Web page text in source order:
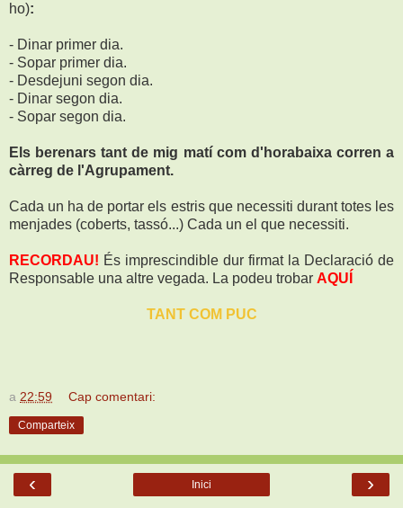
ho):
- Dinar primer dia.
- Sopar primer dia.
- Desdejuni segon dia.
- Dinar segon dia.
- Sopar segon dia.
Els berenars tant de mig matí com d'horabaixa corren a
càrreg de l'Agrupament.
Cada un ha de portar els estris que necessiti durant totes les
menjades (coberts, tassó...) Cada un el que necessiti.
RECORDAU! És imprescindible dur firmat la Declaració de
Responsable una altre vegada. La podeu trobar AQUÍ
TANT COM PUC
a 22:59 Cap comentari:
Comparteix
‹ ›
Inici